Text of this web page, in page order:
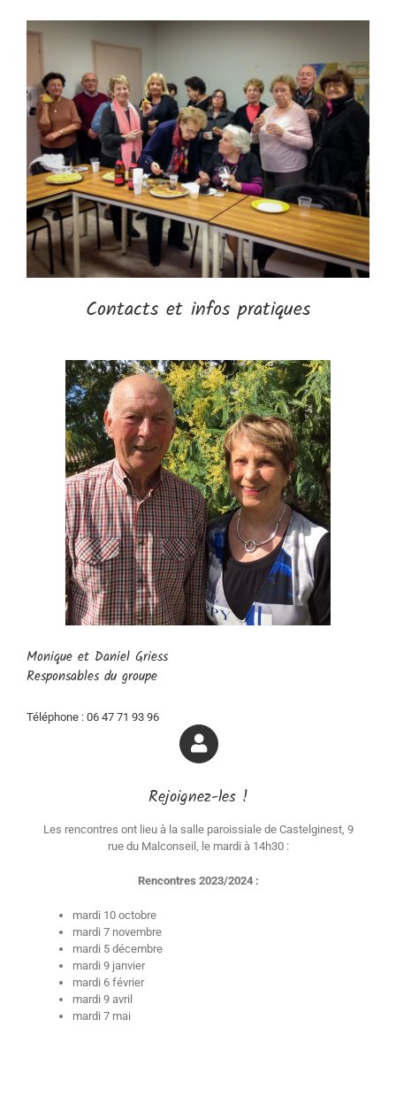
Contacts et infos pratiques
Monique et Daniel Griess
Responsables du groupe
Téléphone : 06 47 71 93 96
Rejoignez-les !
Les rencontres ont lieu à la salle paroissiale de Castelginest, 9
rue du Malconseil, le mardi à 14h30 :
Rencontres 2023/2024 :
mardi 10 octobre
mardi 7 novembre
mardi 5 décembre
mardi 9 janvier
mardi 6 février
mardi 9 avril
mardi 7 mai